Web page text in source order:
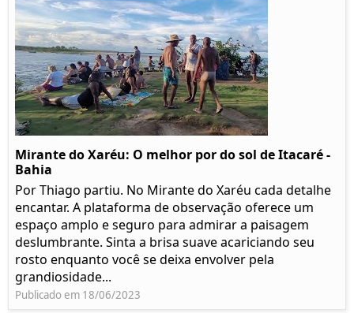
Mirante do Xaréu: O melhor por do sol de Itacaré -
Bahia
Por Thiago partiu. No Mirante do Xaréu cada detalhe
encantar. A plataforma de observação oferece um
espaço amplo e seguro para admirar a paisagem
deslumbrante. Sinta a brisa suave acariciando seu
rosto enquanto você se deixa envolver pela
grandiosidade...
Publicado em 18/06/2023